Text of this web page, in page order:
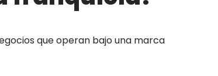
que operan bajo una marca